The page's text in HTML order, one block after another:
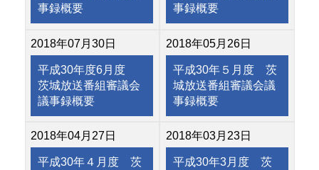
事録概要
事録概要
2018年07月30日
平成30年度6月度
茨城放送番組審議会
議事録概要
2018年05月26日
平成30年５月度 茨
城放送番組審議会議
事録概要
2018年04月27日
平成30年４月度 茨
2018年03月23日
平成30年3月度 茨